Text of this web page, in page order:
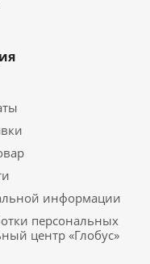
информации
персональных
центр «Глобус»